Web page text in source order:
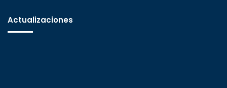
Actualizaciones